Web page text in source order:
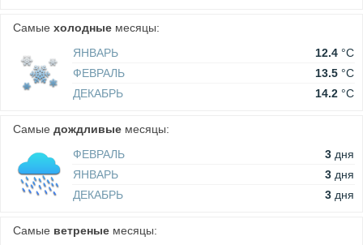
Самые холодные месяцы:
ЯНВАРЬ
12.4 °C
ФЕВРАЛЬ
13.5 °C
ДЕКАБРЬ
14.2 °C
Самые дождливые месяцы:
ФЕВРАЛЬ
3 дня
ЯНВАРЬ
3 дня
ДЕКАБРЬ
3 дня
Самые ветреные месяцы: